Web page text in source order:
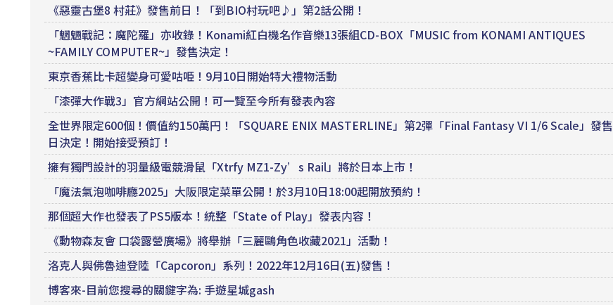
《惡靈古堡8 村莊》發售前日！「到BIO村玩吧♪」第2話公開！
「魍魎戰記：魔陀羅」亦收錄！Konami紅白機名作音樂13張組CD-BOX「MUSIC from KONAMI ANTIQUES
~FAMILY COMPUTER~」發售決定！
東京香蕉比卡超變身可愛咕𠱸！9月10日開始特大禮物活動
「漆彈大作戰3」官方網站公開！可一覽至今所有發表內容
全世界限定600個！價值約150萬円！「SQUARE ENIX MASTERLINE」第2彈「Final Fantasy VI 1/6 Scale」發售
日決定！開始接受預訂！
擁有獨門設計的羽量級電競滑鼠「Xtrfy MZ1-Zy’s Rail」將於日本上市！
「魔法氣泡咖啡廳2025」大阪限定菜單公開！於3月10日18:00起開放預約！
那個超大作也發表了PS5版本！統整「State of Play」發表内容！
《動物森友會 口袋露營廣場》將舉辦「三麗鷗角色收藏2021」活動！
洛克人與佛魯迪登陸「Capcoron」系列！2022年12月16日(五)發售！
博客來-目前您搜尋的關鍵字為: 手遊星城gash